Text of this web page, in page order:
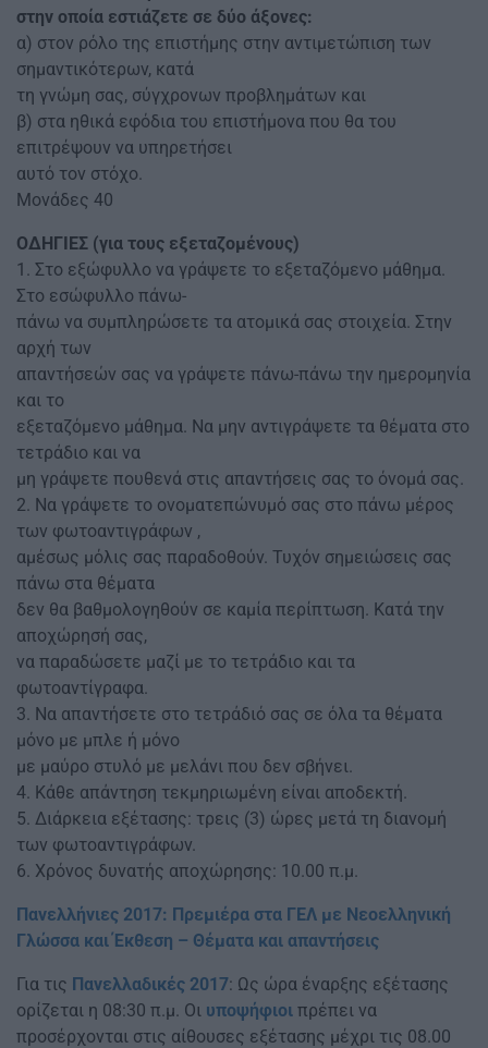
στην οποία εστιάζετε σε δύο άξονες:
α) στον ρόλο της επιστήμης στην αντιμετώπιση των
σημαντικότερων, κατά
τη γνώμη σας, σύγχρονων προβλημάτων και
β) στα ηθικά εφόδια του επιστήμονα που θα του
επιτρέψουν να υπηρετήσει
αυτό τον στόχο.
Μονάδες 40
ΟΔΗΓΙΕΣ (για τους εξεταζομένους)
1. Στο εξώφυλλο να γράψετε το εξεταζόμενο μάθημα.
Στο εσώφυλλο πάνω-
πάνω να συμπληρώσετε τα ατομικά σας στοιχεία. Στην
αρχή των
απαντήσεών σας να γράψετε πάνω-πάνω την ημερομηνία
και το
εξεταζόμενο μάθημα. Να μην αντιγράψετε τα θέματα στο
τετράδιο και να
μη γράψετε πουθενά στις απαντήσεις σας το όνομά σας.
2. Να γράψετε το ονοματεπώνυμό σας στο πάνω μέρος
των φωτοαντιγράφων ,
αμέσως μόλις σας παραδοθούν. Τυχόν σημειώσεις σας
πάνω στα θέματα
δεν θα βαθμολογηθούν σε καμία περίπτωση. Κατά την
αποχώρησή σας,
να παραδώσετε μαζί με το τετράδιο και τα
φωτοαντίγραφα.
3. Να απαντήσετε στο τετράδιό σας σε όλα τα θέματα
μόνο με μπλε ή μόνο
με μαύρο στυλό με μελάνι που δεν σβήνει.
4. Κάθε απάντηση τεκμηριωμένη είναι αποδεκτή.
5. Διάρκεια εξέτασης: τρεις (3) ώρες μετά τη διανομή
των φωτοαντιγράφων.
6. Χρόνος δυνατής αποχώρησης: 10.00 π.μ.
Πανελλήνιες 2017: Πρεμιέρα στα ΓΕΛ με Νεοελληνική
Γλώσσα και Έκθεση – Θέματα και απαντήσεις
Για τις Πανελλαδικές 2017: Ως ώρα έναρξης εξέτασης
ορίζεται η 08:30 π.μ. Οι υποψήφιοι πρέπει να
προσέρχονται στις αίθουσες εξέτασης μέχρι τις 08.00